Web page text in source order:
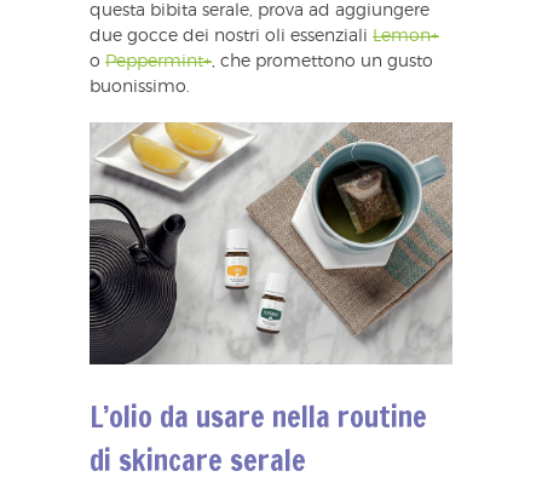
questa bibita serale, prova ad aggiungere
due gocce dei nostri oli essenziali Lemon+
o Peppermint+ , che promettono un gusto
buonissimo.
L’olio da usare nella routine
di skincare serale